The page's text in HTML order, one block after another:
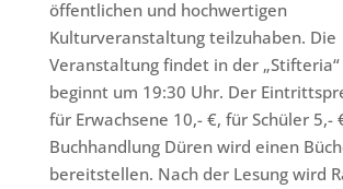
öffentlichen und hochwertigen
Kulturveranstaltung teilzuhaben. Die
Veranstaltung findet in der
beginnt um 19:30 Uhr. Der
für Erwachsene 10,- €, für Schüler 5,-
Buchhandlung Düren wird einen
bereitstellen. Nach der Lesung wird